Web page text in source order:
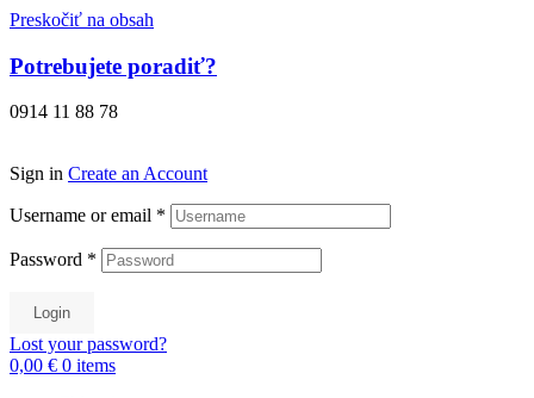
Preskočiť na obsah
Potrebujete poradiť?
0914 11 88 78
Sign in Create an Account
Username or email *
Password *
Login
Lost your password?
0,00 € 0 items